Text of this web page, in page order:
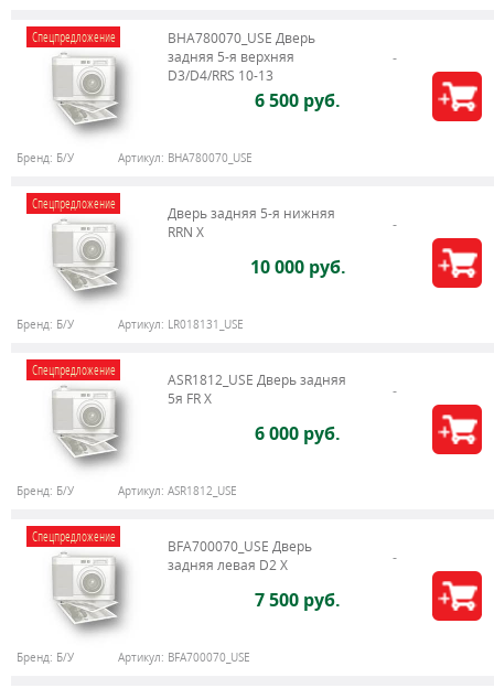
Спецпредложение
BHA780070_USE Дверь
задняя 5-я верхняя
D3/D4/RRS 10-13
6 500 руб.
Бренд: Б/У Артикул: BHA780070_USE
Спецпредложение
Дверь задняя 5-я нижняя
RRN X
10 000 руб.
Бренд: Б/У Артикул: LR018131_USE
Спецпредложение
ASR1812_USE Дверь задняя
5я FR X
6 000 руб.
Бренд: Б/У Артикул: ASR1812_USE
Спецпредложение
BFA700070_USE Дверь
задняя левая D2 X
7 500 руб.
Бренд: Б/У Артикул: BFA700070_USE